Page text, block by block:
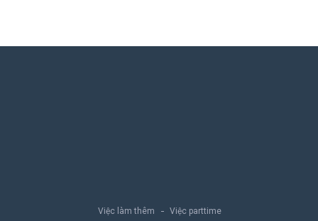
Việc làm thêm Việc parttime